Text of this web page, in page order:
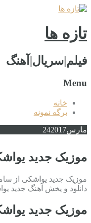
تازه ها
فیلم|سریال|آهنگ
Menu
خانه
برگه نمونه
مارس 242017
موزیک جدید
موزیک جدید یواشکی از
دانلود و پخش آهنگ جدید
موزیک جدید